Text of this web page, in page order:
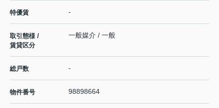
特優賃 -
取引態様 /
賃貸区分
一般媒介 / 一般
総戸数 -
物件番号 98898664